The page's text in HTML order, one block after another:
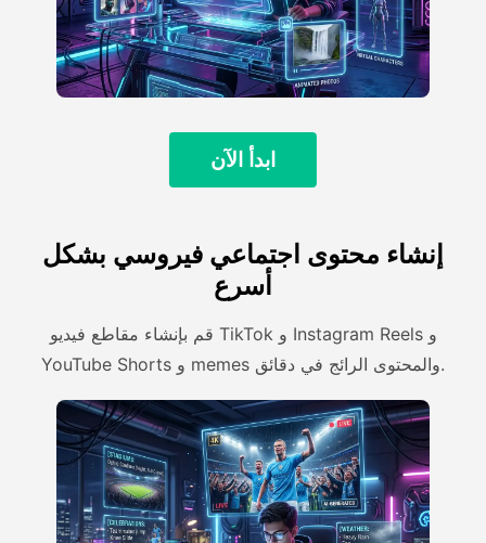
ابدأ الآن
إنشاء محتوى اجتماعي فيروسي بشكل
أسرع
قم بإنشاء مقاطع فيديو TikTok و Instagram Reels و
YouTube Shorts و memes والمحتوى الرائج في دقائق.